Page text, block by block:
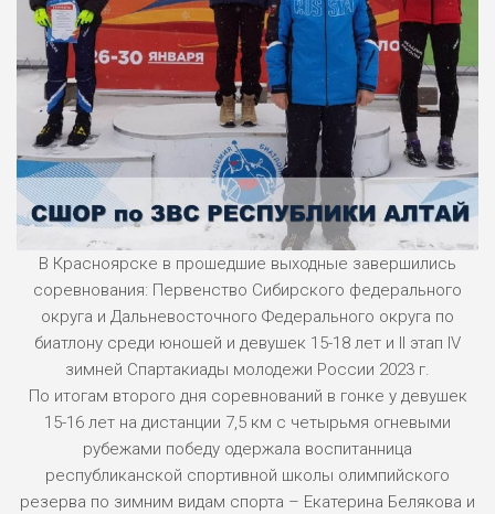
Методические материалы
Обратная связь для сообщений о фактах коррупции
«Прямая линия» по вопросам антикоррупционного
просвещения
Формы документов, связанных с противодействием
коррупции, для заполнения
Доклады, отчеты, обзоры, статистическая
информация
Информация о мероприятиях
Протоколы соревнований
Наблюдательный совет
Профилактика безнадзорности и правонарушений
несовершеннолетних в АУ ДО РА «СШОР по ЗВС»
Арина Кусургашева вторая на Кубке России!
В Красноярске в прошедшие выходные завершились
соревнования: Первенство Сибирского федерального
округа и Дальневосточного Федерального округа по
биатлону среди юношей и девушек 15-18 лет и II этап IV
зимней Спартакиады молодежи России 2023 г.
По итогам второго дня соревнований в гонке у девушек
15-16 лет на дистанции 7,5 км с четырьмя огневыми
рубежами победу одержала воспитанница
республиканской спортивной школы олимпийского
резерва по зимним видам спорта – Екатерина Белякова и